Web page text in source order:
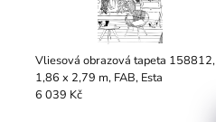
Vliesová obrazová tapeta 158812,
1,86 x 2,79 m, FAB, Esta
6 039 Kč